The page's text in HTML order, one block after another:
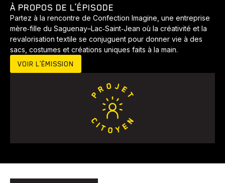
Développement Histoires Pêche Sport
Voyage Yoga
À PROPOS DE L’ÉPISODE
Partez à la rencontre de Confection Imagine, une entreprise
mère‑fille du Saguenay–Lac‑Saint‑Jean où la créativité et la
revalorisation textile se conjuguent pour donner vie à des
sacs, costumes et créations uniques faits à la main.
VOIR L’ÉMISSION